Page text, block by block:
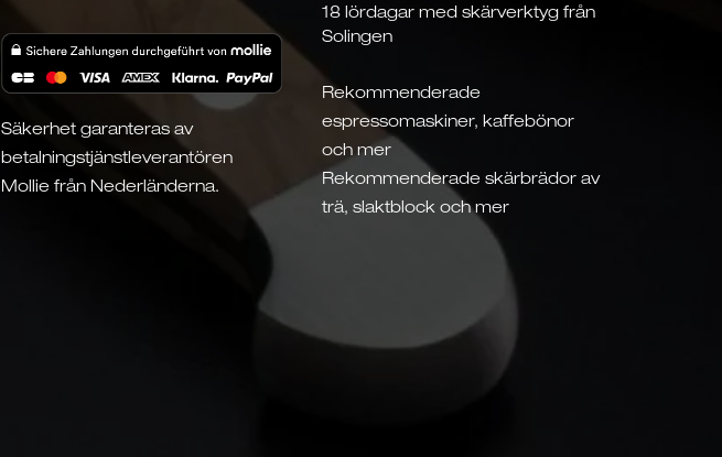
Säkerhet garanteras av
betalningstjänstleverantören
Mollie från Nederländerna.
18 lördagar med skärverktyg från
Solingen
Rekommenderade
espressomaskiner, kaffebönor
och mer
Rekommenderade skärbrädor av
trä, slaktblock och mer